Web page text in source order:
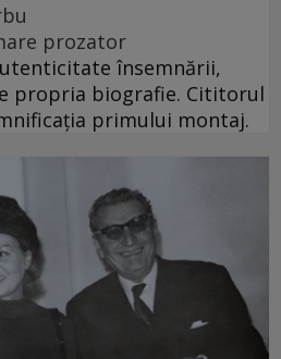
prozator
însemnării,
propria biografie. Cititorul
primului montaj.